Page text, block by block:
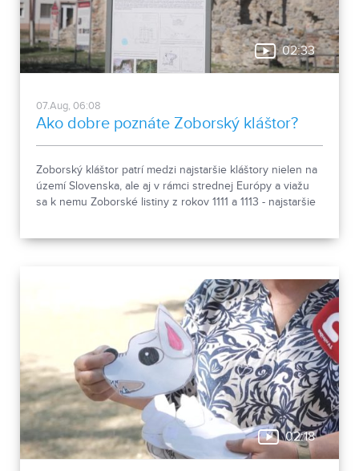
02:33
07.Aug, 06:08
Ako dobre poznáte Zoborský kláštor?
Zoborský kláštor patrí medzi najstaršie kláštory nielen na
území Slovenska, ale aj v rámci strednej Európy a viažu
sa k nemu Zoborské listiny z rokov 1111 a 1113 - najstaršie
02:18